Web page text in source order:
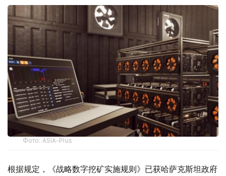
Фото: ASIA-Plus
根据规定，《战略数字挖矿实施规则》已获哈萨克斯坦政府